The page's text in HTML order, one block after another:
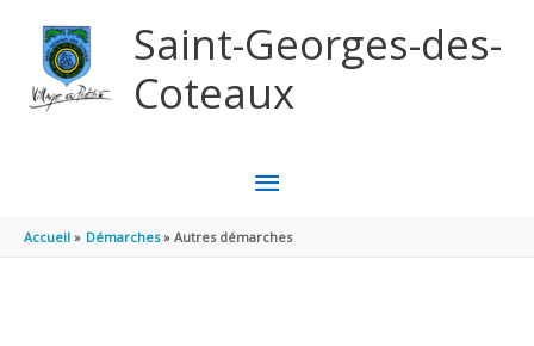
Saint-Georges-des-
Coteaux
MENU
PRINCIPAL
Accueil Démarches Autres démarches